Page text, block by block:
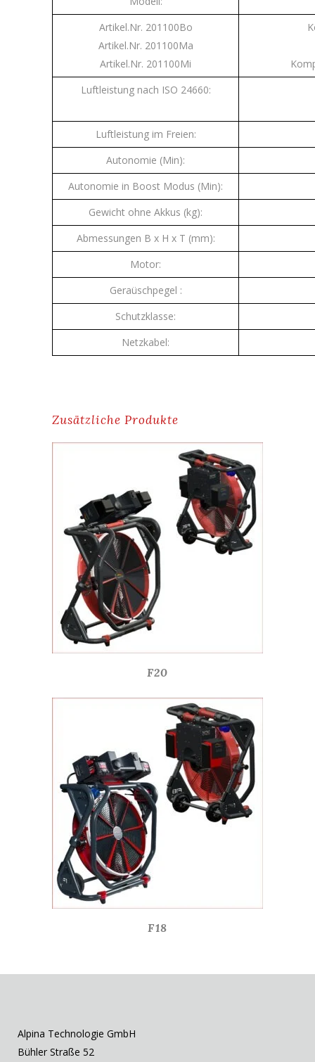
Artikel.Nr. 201100Bo
Artikel.Nr. 201100Ma
Artikel.Nr. 201100Mi
Luftleistung nach ISO 24660:
Luftleistung im Freien:
Autonomie (Min):
Autonomie in Boost Modus (Min):
Gewicht ohne Akkus (kg):
Abmessungen B x H x T (mm):
Motor:
Geraüschpegel :
Schutzklasse:
Netzkabel:
Zusätzliche Produkte
F20
F18
Alpina Technologie GmbH
Bühler Straße 52